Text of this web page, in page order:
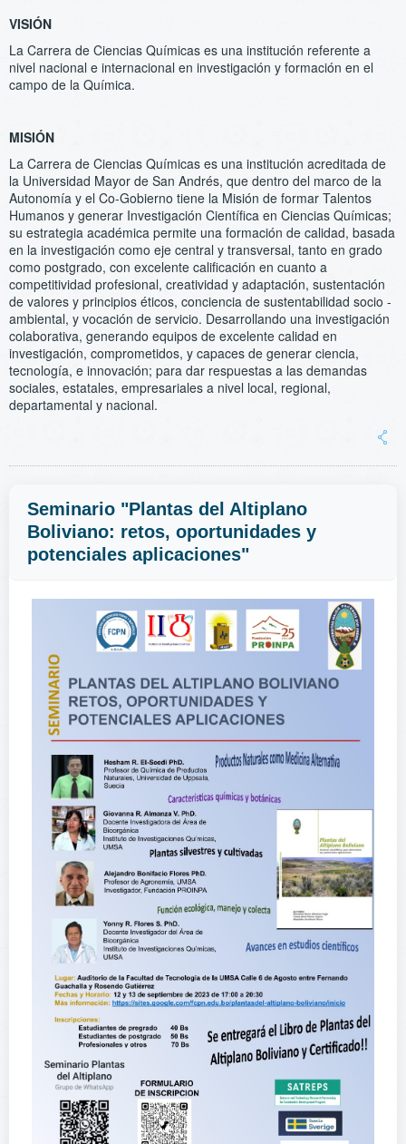
VISIÓN
La Carrera de Ciencias Químicas es una institución referente a
nivel nacional e internacional en investigación y formación en el
campo de la Química.
MISIÓN
La Carrera de Ciencias Químicas es una institución acreditada de
la Universidad Mayor de San Andrés, que dentro del marco de la
Autonomía y el Co-Gobierno tiene la Misión de formar Talentos
Humanos y generar Investigación Científica en Ciencias Químicas;
su estrategia académica permite una formación de calidad, basada
en la investigación como eje central y transversal, tanto en grado
como postgrado, con excelente calificación en cuanto a
competitividad profesional, creatividad y adaptación, sustentación
de valores y principios éticos, conciencia de sustentabilidad socio -
ambiental, y vocación de servicio. Desarrollando una investigación
colaborativa, generando equipos de excelente calidad en
investigación, comprometidos, y capaces de generar ciencia,
tecnología, e innovación; para dar respuestas a las demandas
sociales, estatales, empresariales a nivel local, regional,
departamental y nacional.
Seminario "Plantas del Altiplano
Boliviano: retos, oportunidades y
potenciales aplicaciones"